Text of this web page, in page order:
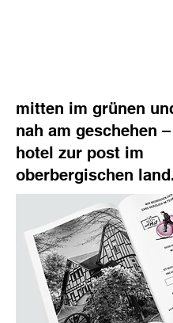
mitten im grünen
nah am geschehen
hotel zur post im
oberbergischen